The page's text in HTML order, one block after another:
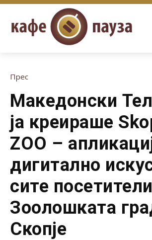
Прес
Македонски
ја креираше
ZOO –
дигитално
сите
Зоолошката
Скопје